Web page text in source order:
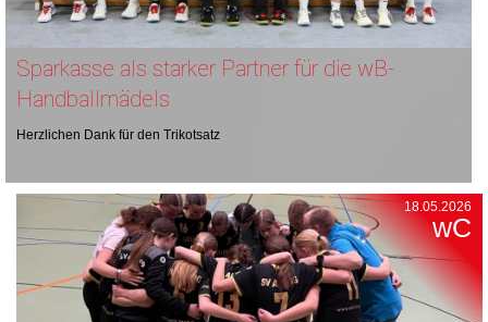
Sparkasse als starker Partner für die wB-
Handballmädels
Herzlichen Dank für den Trikotsatz
18.05.2026
wC